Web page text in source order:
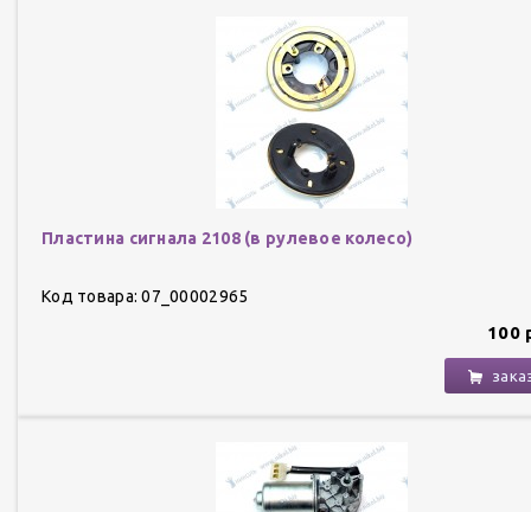
Пластина сигнала 2108 (в рулевое колесо)
Код товара: 07_00002965
100